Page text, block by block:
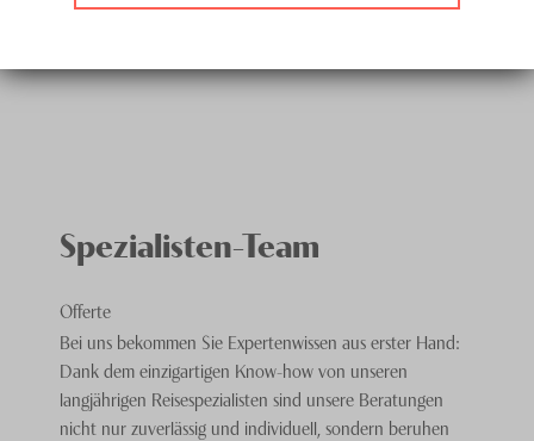
Spezialisten-Team
Offerte
Bei uns bekommen Sie Expertenwissen aus erster Hand:
Dank dem einzigartigen Know-how von unseren
langjährigen Reisespezialisten sind unsere Beratungen
nicht nur zuverlässig und individuell, sondern beruhen